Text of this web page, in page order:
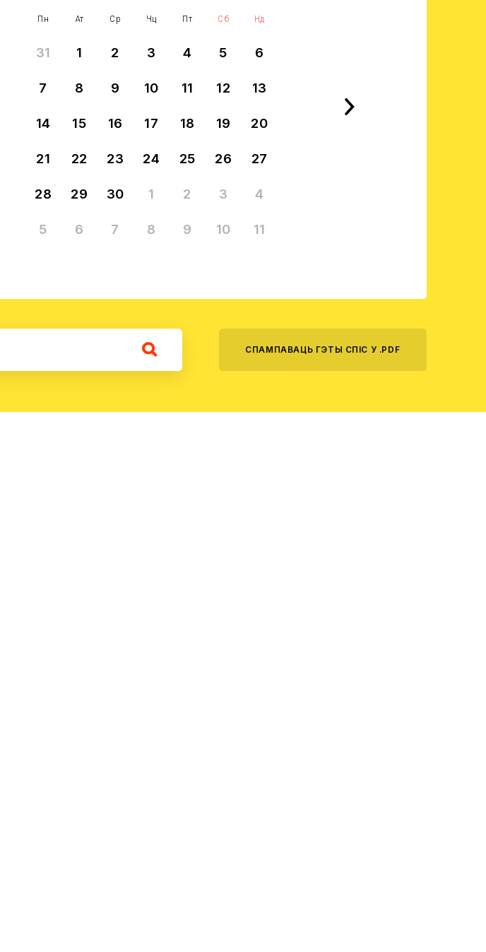
Пн Ат Ср Чц Пт Сб Нд
31 1 2 3 4 5 6
7 8 9 10 11 12 13
14 15 16 17 18 19 20
21 22 23 24 25 26 27
28 29 30 1 2 3 4
5 6 7 8 9 10 11
СПАМПАВАЦЬ ГЭТЫ СПІС У .PDF